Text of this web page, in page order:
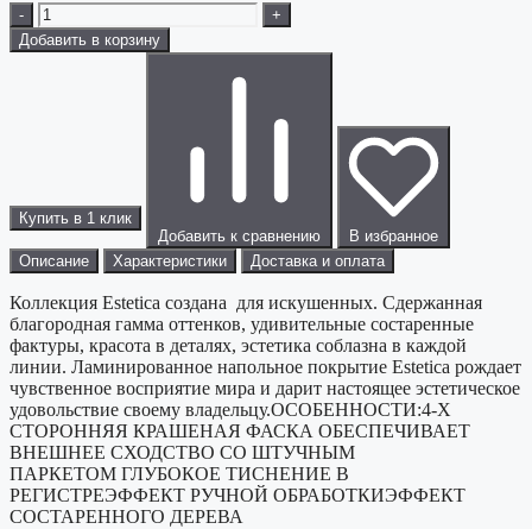
-
+
Добавить в корзину
Купить в 1 клик
Добавить к сравнению
В избранное
Описание
Характеристики Доставка и оплата
Коллекция Estetica создана для искушенных. Сдержанная
благородная гамма оттенков, удивительные состаренные
фактуры, красота в деталях, эстетика соблазна в каждой
линии. Ламинированное напольное покрытие Estetica рождает
чувственное восприятие мира и дарит настоящее эстетическое
удовольствие своему владельцу.ОСОБЕННОСТИ:4-Х
СТОРОННЯЯ КРАШЕНАЯ ФАСКА ОБЕСПЕЧИВАЕТ
ВНЕШНЕЕ СХОДСТВО СО ШТУЧНЫМ
ПАРКЕТОМ ГЛУБОКОЕ ТИСНЕНИЕ В
РЕГИСТРЕЭФФЕКТ РУЧНОЙ ОБРАБОТКИЭФФЕКТ
СОСТАРЕННОГО ДЕРЕВА